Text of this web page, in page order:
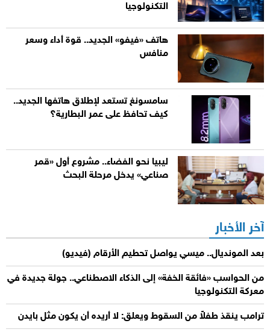
التكنولوجيا
هاتف «فيفو» الجديد.. قوة أداء وسعر
منافس
سامسونغ تستعد لإطلاق هاتفها الجديد..
كيف تحافظ على عمر البطارية؟
ليبيا نحو الفضاء.. مشروع أول «قمر
صناعي» يدخل مرحلة البحث
آخر الأخبار
بعد المونديال.. ميسي يواصل تحطيم الأرقام (فيديو)
من الحواسب «فائقة الخفة» إلى الذكاء الاصطناعي.. جولة جديدة في
معركة التكنولوجيا
ترامب ينقذ طفلاً من السقوط ويعلق: لا أريده أن يكون مثل بايدن